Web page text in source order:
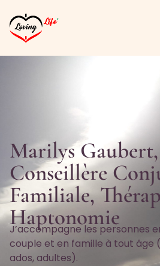
Marilys Gaubert,
Conseillère
Familiale,
Haptonomie
J’accompagne les personnes
couple et en famille à tout âge
ados, adultes).